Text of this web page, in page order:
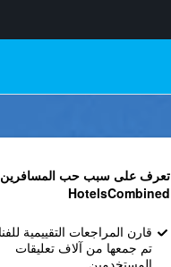
تعرف على سبب حب المسافرين
HotelsCombined
قارن المراجعات التقييمية
تم جمعها من آلاف تعليقات
المستخدمين.